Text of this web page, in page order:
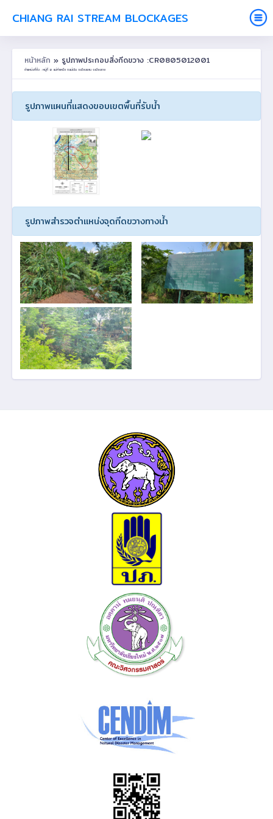
CHIANG RAI STREAM BLOCKAGES
หน้าหลัก » รูปภาพประกอบสิ่งกีดขวาง :CR0805012001
ตำแหน่งที่ตั้ง : หมู่ที่ 12 แม่คำเหนือ ต.แม่เงิน อ.เชียงแสน จ.เชียงราย
รูปภาพแผนที่แสดงขอบเขตพื้นที่รับน้ำ
รูปภาพสำรวจตำแหน่งจุดกีดขวางทางน้ำ